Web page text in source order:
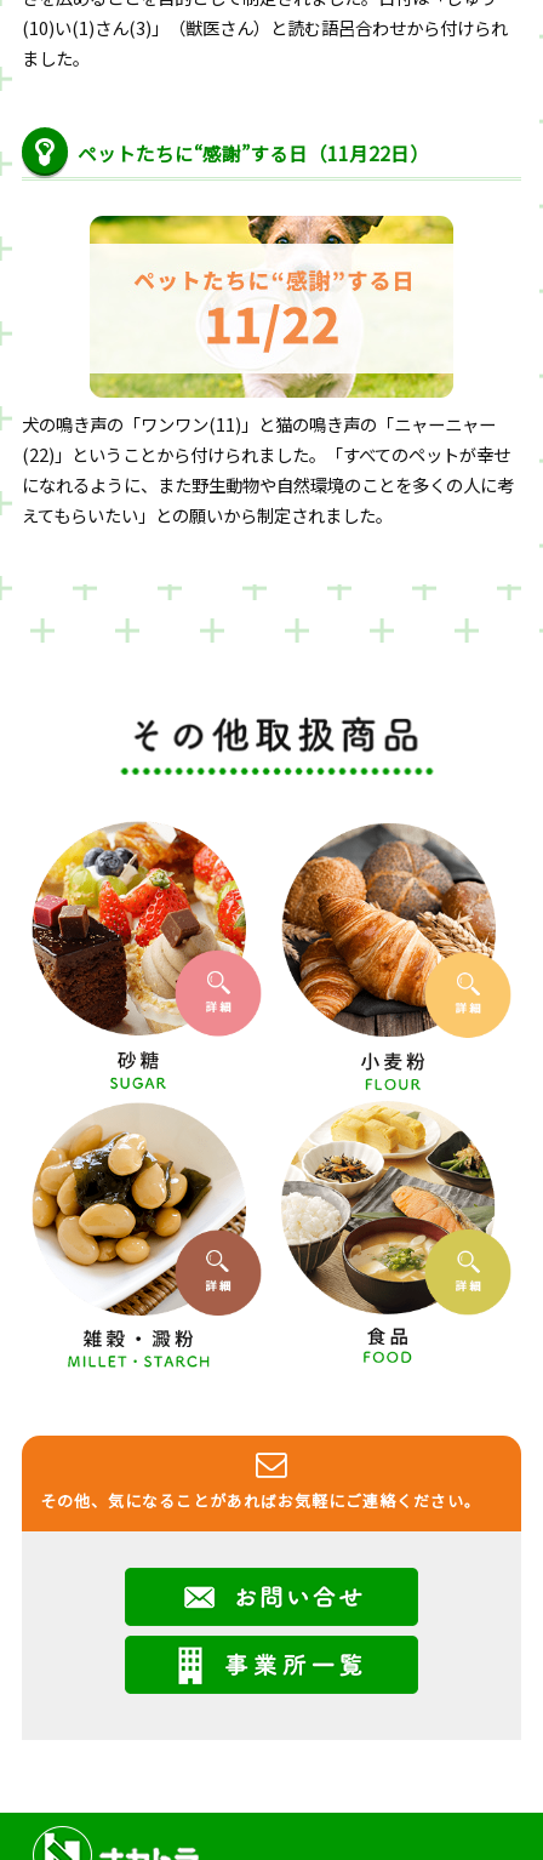
(10)い(1)さん(3)」（獣医さん）と読む語呂合わせから付けられ
ました。
ペットたちに“感謝”する日（11月22日）
犬の鳴き声の「ワンワン(11)」と猫の鳴き声の「ニャーニャー
(22)」ということから付けられました。「すべてのペットが幸せ
になれるように、また野生動物や自然環境のことを多くの人に考
えてもらいたい」との願いから制定されました。
その他、気になることがあればお気軽にご連絡ください。